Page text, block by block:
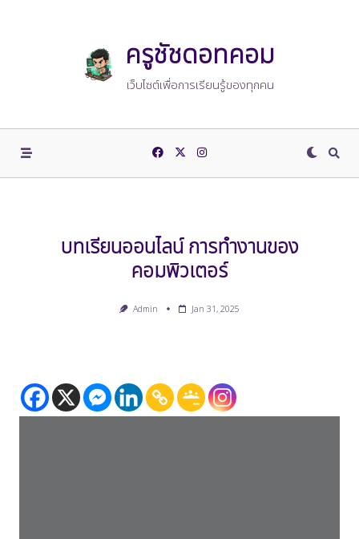
ครูชัชดอทคอม
เว็บไซต์เพื่อการเรียนรู้ของทุกคน
บทเรียนออนไลน์ การทำงานของ
คอมพิวเตอร์
Admin Jan 31, 2025